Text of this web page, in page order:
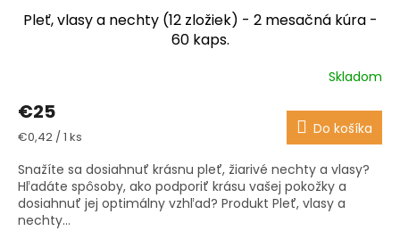
Pleť, vlasy a nechty (12 zložiek) - 2 mesačná kúra -
60 kaps.
produktu
je
3,9
z
5
hviezdičiek.
Skladom
€25
Jednotková
€0,42 / 1 ks Do košíka
Snažíte sa dosiahnuť krásnu pleť, žiarivé nechty a vlasy?
Hľadáte spôsoby, ako podporiť krásu vašej pokožky a
dosiahnuť jej optimálny vzhľad? Produkt Pleť, vlasy a
nechty...